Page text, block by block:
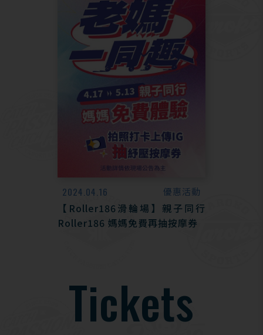
2024.04.16 優惠活動
【Roller186滑輪場】親子同行
Roller186 媽媽免費再抽按摩券
Tickets